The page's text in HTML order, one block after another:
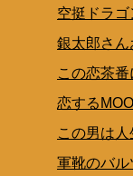
空挺ドラゴ
銀太郎さん
この恋茶
恋する
この男は
軍靴のバル